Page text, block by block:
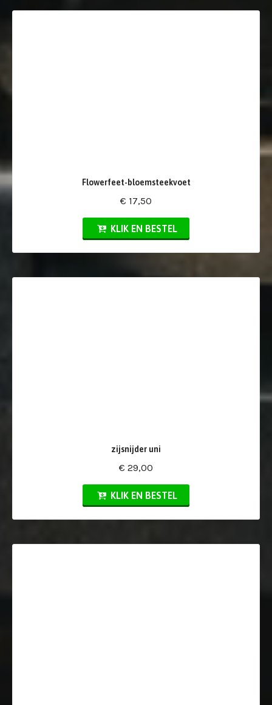
Flowerfeet-bloemsteekvoet
€ 17,50
KLIK EN BESTEL
zijsnijder uni
€ 29,00
KLIK EN BESTEL